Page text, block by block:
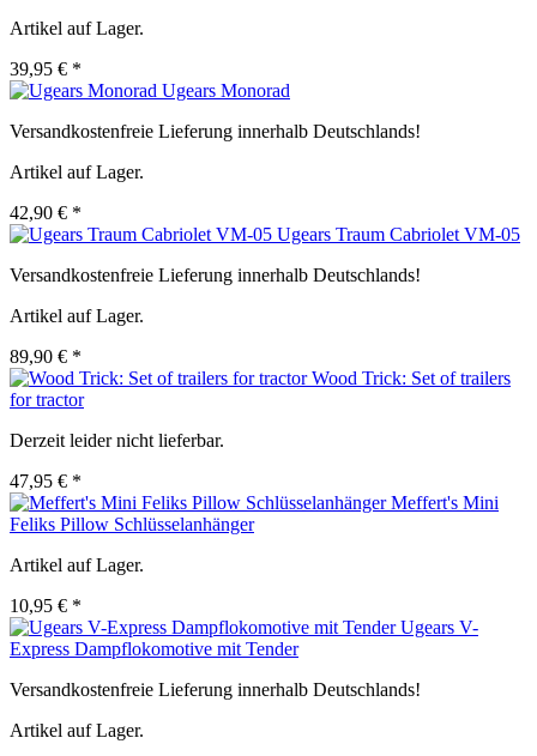
Artikel auf Lager.
39,95 € *
Ugears Monorad
Versandkostenfreie Lieferung innerhalb Deutschlands!
Artikel auf Lager.
42,90 € *
Ugears Traum Cabriolet VM-05
Versandkostenfreie Lieferung innerhalb Deutschlands!
Artikel auf Lager.
89,90 € *
Wood Trick: Set of trailers
for tractor
Derzeit leider nicht lieferbar.
47,95 € *
Meffert's Mini
Feliks Pillow Schlüsselanhänger
Artikel auf Lager.
10,95 € *
Ugears V-
Express Dampflokomotive mit Tender
Versandkostenfreie Lieferung innerhalb Deutschlands!
Artikel auf Lager.